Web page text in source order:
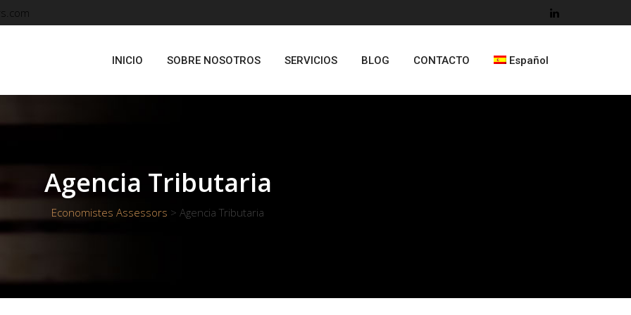
INICIO SOBRE NOSOTROS SERVICIOS BLOG CONTACTO Español
Agencia Tributaria
Economistes Assessors > Agencia Tributaria